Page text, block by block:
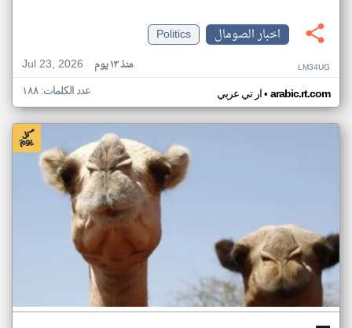
اخبار الصومال
Politics
Jul 23, 2026
منذ ١٣ يوم LM34UG
ار تي عربي• arabic.rt.com عدد الكلمات: ١٨٨